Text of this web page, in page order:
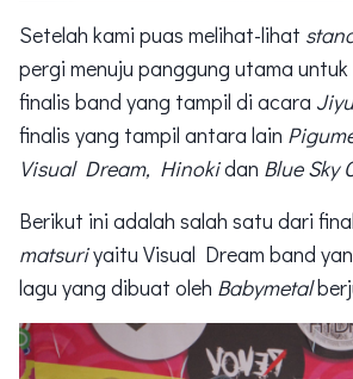
Setelah kami puas melihat-lihat
pergi menuju panggung utama
finalis band yang tampil di acara
finalis yang tampil antara lain
Visual Dream, Hinokidan Blue Sky
Berikut ini adalah salah satu dari
matsuriyaitu Visual Dream band
lagu yang dibuat oleh Babymetal